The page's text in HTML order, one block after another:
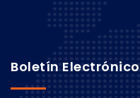
Boletín Electrónico